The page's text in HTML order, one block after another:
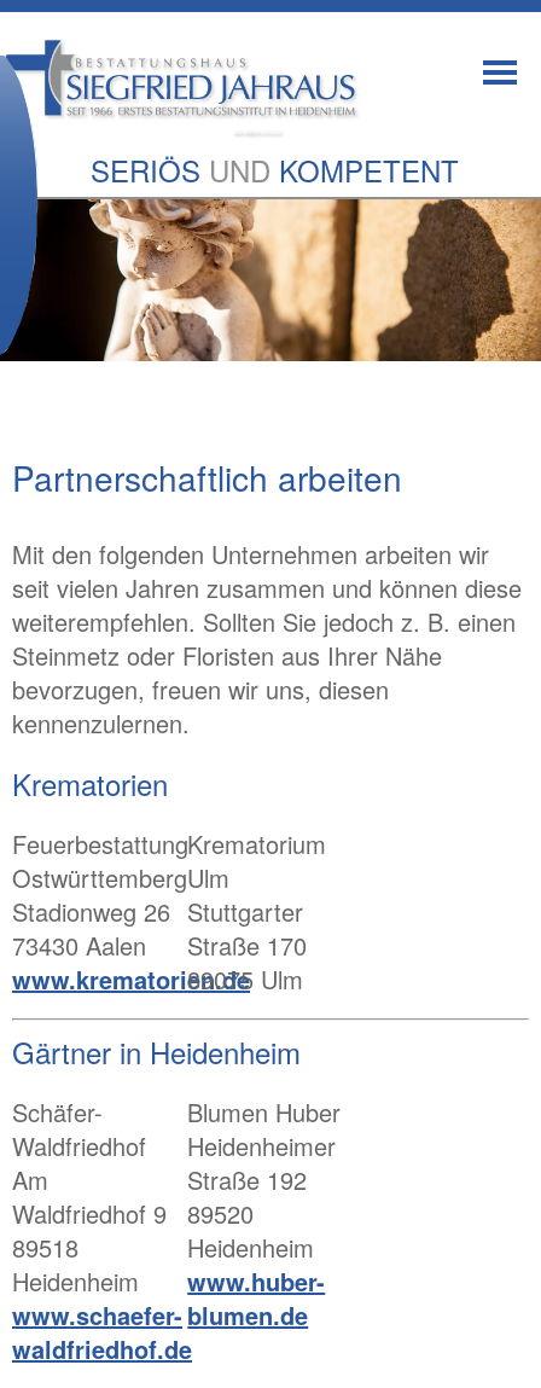
SERIÖS UND KOMPETENT
Partnerschaftlich arbeiten
Mit den folgenden Unternehmen arbeiten wir
seit vielen Jahren zusammen und können diese
weiterempfehlen. Sollten Sie jedoch z. B. einen
Steinmetz oder Floristen aus Ihrer Nähe
bevorzugen, freuen wir uns, diesen
kennenzulernen.
Krematorien
Feuerbestattung
Ostwürttemberg
Stadionweg 26
73430 Aalen
www.krematorien.de
Krematorium
Ulm
Stuttgarter
Straße 170
89075 Ulm
Gärtner in Heidenheim
Schäfer-
Waldfriedhof
Am
Waldfriedhof 9
89518
Heidenheim
www.schaefer-
waldfriedhof.de
Blumen Huber
Heidenheimer
Straße 192
89520
Heidenheim
www.huber-
blumen.de